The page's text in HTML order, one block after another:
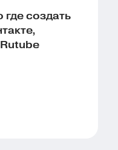
где создать